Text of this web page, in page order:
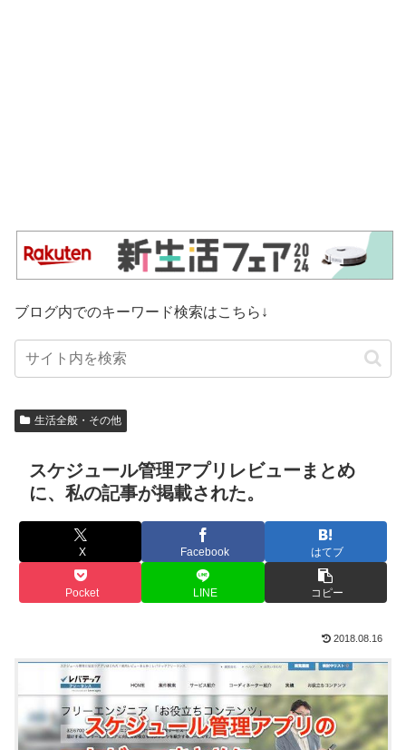
ブログ内でのキーワード検索はこちら↓
生活全般・その他
スケジュール管理アプリレビューまとめ
に、私の記事が掲載された。
X Facebook はてブ
Pocket LINE コピー
2018.08.16